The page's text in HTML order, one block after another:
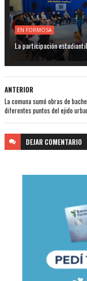
EN FORMOSA
La participación
ANTERIOR
La comuna sumó obras de
diferentes puntos del ejido
DEJAR COMENTARIO